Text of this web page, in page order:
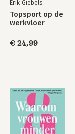
Erik Giebels
Topsport op de
werkvloer
€ 24,99